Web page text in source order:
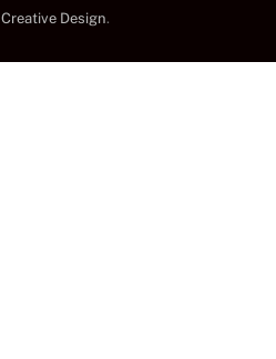
Creative Design.